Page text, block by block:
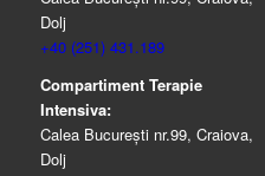
Dolj
+40 (251) 431.189
Compartiment Terapie
Intensiva:
Calea București nr.99, Craiova,
Dolj